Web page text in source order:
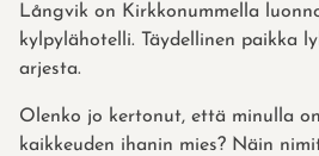
Långvik on Kirkkonummella
kylpylähotelli. Täydellinen paikka
arjesta.
Olenko jo kertonut, että minulla
kaikkeuden ihanin mies? Näin